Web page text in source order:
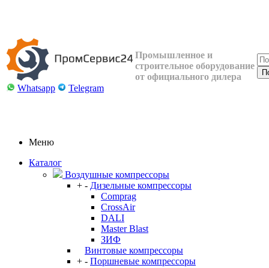
Whatsapp Telegram
Промышленное и
строительное оборудование
от официального дилера
Меню
Каталог
Воздушные компрессоры
+ - Дизельные компрессоры
Comprag
CrossAir
DALI
Master Blast
ЗИФ
Винтовые компрессоры
+ - Поршневые компрессоры